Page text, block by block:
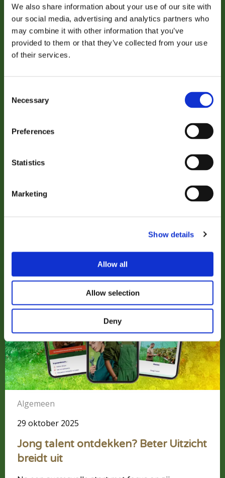
We also share information about your use of our site with
our social media, advertising and analytics partners who
may combine it with other information that you’ve
provided to them or that they’ve collected from your use
of their services.
Selection
Necessary
Preferences
Statistics
Marketing
Show details
Allow all
Allow selection
Deny
Bloembollengroothandel
samenwerking nog belangrijker
Betekenisvol werk ontstaat niet vanzelf, zeker niet
ontwikkelingen en schaarse arbeid. Mark Jan
lid van de sectorcommissies
Bloembollengroothandel en Open Teelten, ziet in
wereld
verandert,
wordt
samenwerking
nog
Algemeen
29 oktober 2025
Jong talent ontdekken? Beter Uitzicht
breidt uit
Lees
meer
Jong
ontdekken?
Beter
Uitzicht
breidt
uit